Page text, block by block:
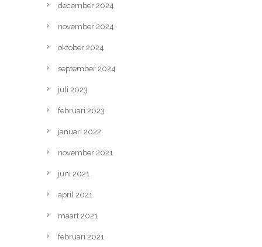
december 2024
november 2024
oktober 2024
september 2024
juli 2023
februari 2023
januari 2022
november 2021
juni 2021
april 2021
maart 2021
februari 2021